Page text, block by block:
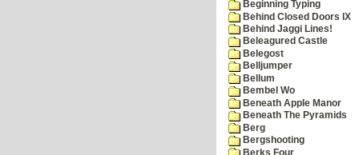
Beginning Typing
Behind Closed Doors IX
Behind Jaggi Lines!
Beleagured Castle
Belegost
Belljumper
Bellum
Bembel Wo
Beneath Apple Manor
Beneath The Pyramids
Berg
Bergshooting
Berks Four